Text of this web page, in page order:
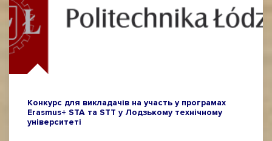
Конкурс для викладачів на участь у програмах
Erasmus+ STA та STT у Лодзькому технічному
університеті